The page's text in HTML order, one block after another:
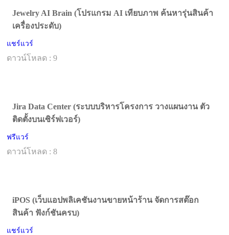
Jewelry AI Brain (โปรแกรม AI เทียบภาพ ค้นหารุ่นสินค้า
เครื่องประดับ)
แชร์แวร์
ดาวน์โหลด : 9
Jira Data Center (ระบบบริหารโครงการ วางแผนงาน ตัว
ติดตั้งบนเซิร์ฟเวอร์)
ฟรีแวร์
ดาวน์โหลด : 8
iPOS (เว็บแอปพลิเคชันงานขายหน้าร้าน จัดการสต๊อก
สินค้า ฟังก์ชันครบ)
แชร์แวร์